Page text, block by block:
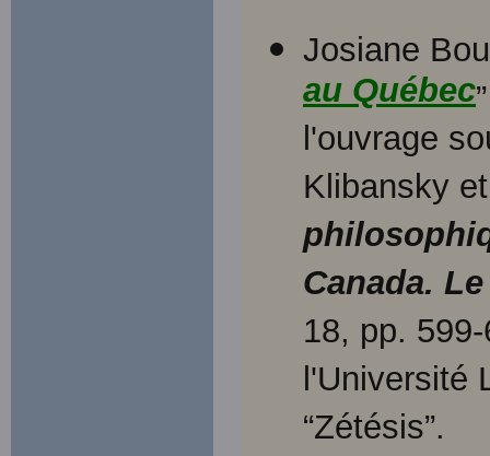
Josiane
au Québec
l'ouvrage
Klibansky
Canada.
18, pp.
l'Université
“Zétésis”.